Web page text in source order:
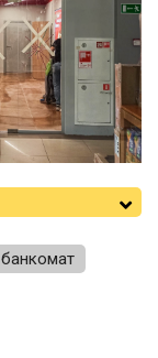
банкомат